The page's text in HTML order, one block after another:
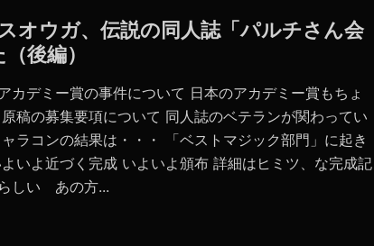
オウガ、伝説の同人誌「パルチさん会
後編）
カデミー賞の事件について 日本のアカデミー賞もちょ
稿の募集要項について 同人誌のベテランが関わってい
ラコンの結果は・・・ 「ベストマジック部門」に起き
いよ近づく完成 いよいよ頒布 詳細はヒミツ、な完成記
しい あの方...